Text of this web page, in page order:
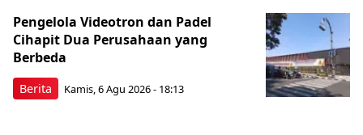
Berita
Pengelola Videotron dan Padel
Cihapit Dua Perusahaan yang
Berbeda
Kamis, 6 Agu 2026 - 18:13